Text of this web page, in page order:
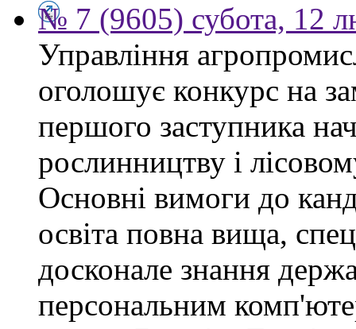
№ 7 (9605) субота, 12
Управління
оголошує конкурс на
першого заступника
рослинництву і
Основні вимоги до
освіта повна вища,
досконале знання
персональним